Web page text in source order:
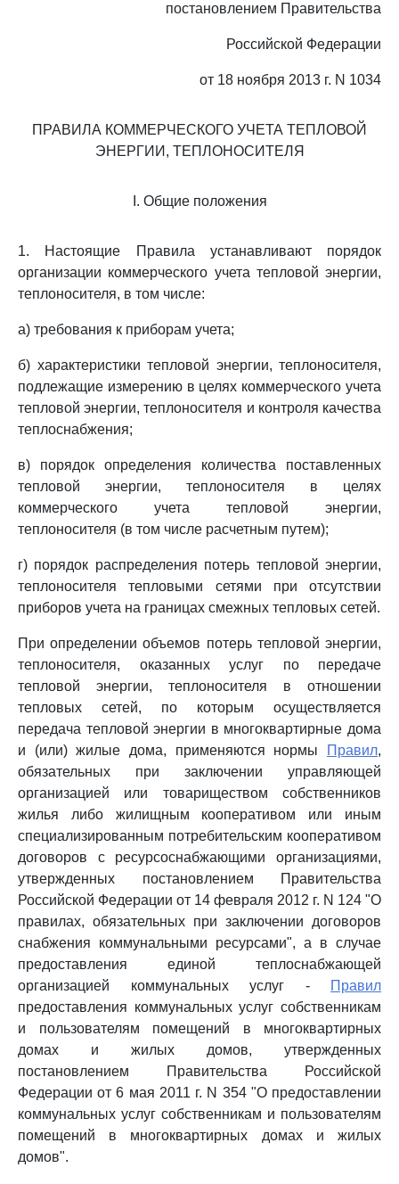
постановлением Правительства
Российской Федерации
от 18 ноября 2013 г. N 1034
ПРАВИЛА КОММЕРЧЕСКОГО УЧЕТА ТЕПЛОВОЙ
ЭНЕРГИИ, ТЕПЛОНОСИТЕЛЯ
I. Общие положения
1. Настоящие Правила устанавливают порядок
организации коммерческого учета тепловой энергии,
теплоносителя, в том числе:
а) требования к приборам учета;
б) характеристики тепловой энергии, теплоносителя,
подлежащие измерению в целях коммерческого учета
тепловой энергии, теплоносителя и контроля качества
теплоснабжения;
в) порядок определения количества поставленных
тепловой энергии, теплоносителя в целях
коммерческого учета тепловой энергии,
теплоносителя (в том числе расчетным путем);
г) порядок распределения потерь тепловой энергии,
теплоносителя тепловыми сетями при отсутствии
приборов учета на границах смежных тепловых сетей.
При определении объемов потерь тепловой энергии,
теплоносителя, оказанных услуг по передаче
тепловой энергии, теплоносителя в отношении
тепловых сетей, по которым осуществляется
передача тепловой энергии в многоквартирные дома
и (или) жилые дома, применяются нормы
Правил,
обязательных при заключении управляющей
организацией или товариществом собственников
жилья либо жилищным кооперативом или иным
специализированным потребительским кооперативом
договоров с ресурсоснабжающими организациями,
утвержденных постановлением Правительства
Российской Федерации от 14 февраля 2012 г. N 124 "О
правилах, обязательных при заключении договоров
снабжения коммунальными ресурсами", а в случае
предоставления единой теплоснабжающей
организацией коммунальных услуг -
Правил
предоставления коммунальных услуг собственникам
и пользователям помещений в многоквартирных
домах и жилых домов, утвержденных
постановлением Правительства Российской
Федерации от 6 мая 2011 г. N 354 "О предоставлении
коммунальных услуг собственникам и пользователям
помещений в многоквартирных домах и жилых
домов".